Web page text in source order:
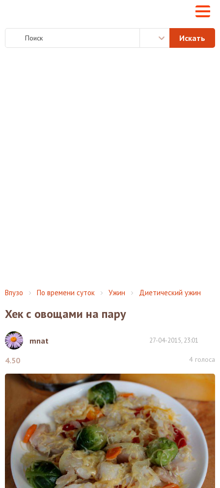
Впузо По времени суток Ужин Диетический ужин
Хек с овощами на пару
mnat 27-04-2015, 23:01
4.50 4 голоса